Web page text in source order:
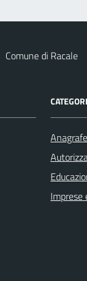
Comune di Racale
Imprese